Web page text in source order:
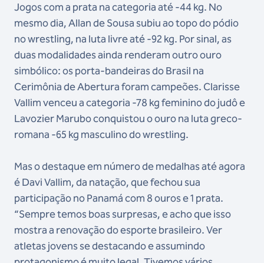
Jogos com a prata na categoria até -44 kg. No
mesmo dia, Allan de Sousa subiu ao topo do pódio
no wrestling, na luta livre até -92 kg. Por sinal, as
duas modalidades ainda renderam outro ouro
simbólico: os porta-bandeiras do Brasil na
Cerimônia de Abertura foram campeões. Clarisse
Vallim venceu a categoria -78 kg feminino do judô e
Lavozier Marubo conquistou o ouro na luta greco-
romana -65 kg masculino do wrestling.
Mas o destaque em número de medalhas até agora
é Davi Vallim, da natação, que fechou sua
participação no Panamá com 8 ouros e 1 prata.
“Sempre temos boas surpresas, e acho que isso
mostra a renovação do esporte brasileiro. Ver
atletas jovens se destacando e assumindo